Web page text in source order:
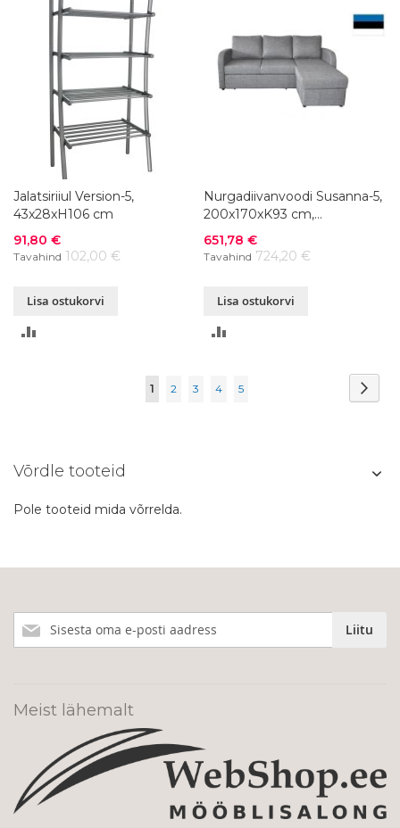
Jalatsiriiul Version-5,
43x28xH106 cm
Soodushind
91,80 €
Tavahind 102,00 €
Lisa ostukorvi
Nurgadiivanvoodi Susanna-5,
200x170xK93 cm,
pesukastiga
Soodushind
651,78 €
Tavahind 724,20 €
Lisa ostukorvi
Page
You're
1 Page
2 Page
3 Page
4 Page
5
Võrdle tooteid
Pole tooteid mida võrrelda.
meie
Liitu
Meist lähemalt